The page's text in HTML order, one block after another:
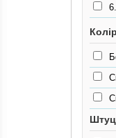
Колір